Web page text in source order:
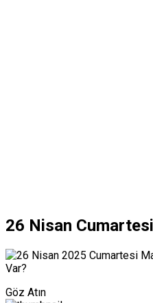
26 Nisan
Göz Atın